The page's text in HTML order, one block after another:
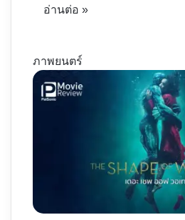
อ่านต่อ »
ภาพยนตร์